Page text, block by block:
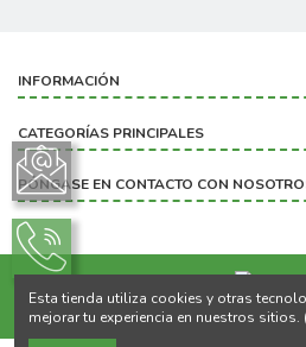
INFORMACIÓN
CATEGORÍAS PRINCIPALES
PÓNGASE EN CONTACTO CON
Copyright ©2020
Esta tienda utiliza cookies y otras
mejorar tu experiencia en nuestros sitios. (